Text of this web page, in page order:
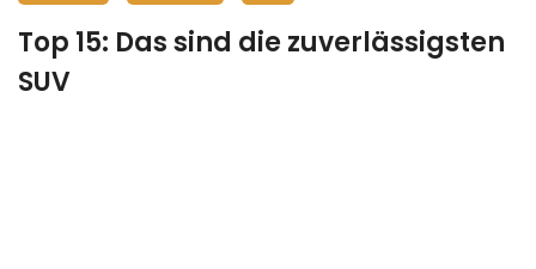
Top 15: Das sind die zuverlässigsten
SUV